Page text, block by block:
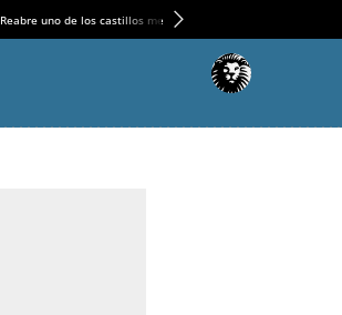
Reabre uno de los castillos medievales más espectaculares